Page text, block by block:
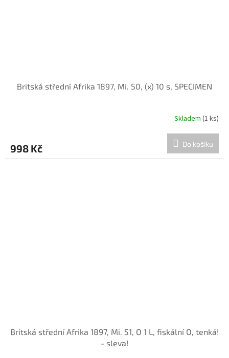
Britská střední Afrika 1897, Mi. 50, (x) 10 s, SPECIMEN
Skladem (1 ks)
998 Kč Do košíku
Britská střední Afrika 1897, Mi. 51, O 1 L, fiskální O, tenká!
- sleva!